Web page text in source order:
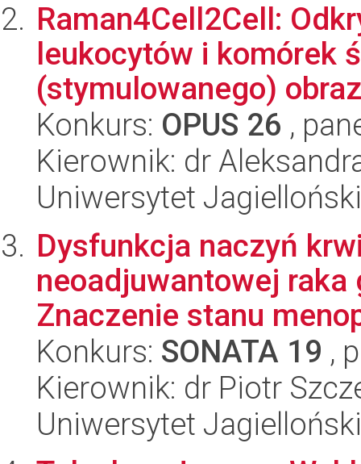
Raman4Cell2Cell:
leukocytów i komórek
(stymulowanego)
Konkurs: OPUS 26 ,
Kierownik: dr
Uniwersytet
Dysfunkcja naczyń
neoadjuwantowej raka
Znaczenie stanu
Konkurs: SONATA 19 ,
Kierownik: dr Piotr
Uniwersytet